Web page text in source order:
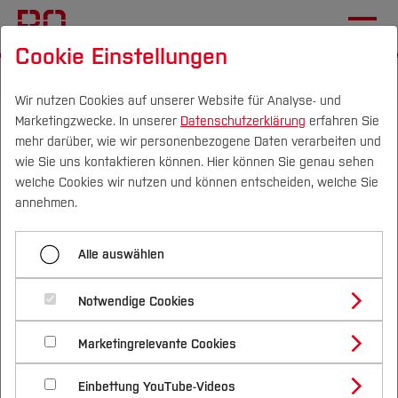
Campus Personen DE|EN Quicklinks
Studium
Studienangebote
Bachelorstudiengänge
Masterstudiengänge
Vor dem Studium
Bewerben & Einschreiben
Bewerbungsportal
Im Studium
Studienbüros und Prüfungen
Nach dem Studium
Forschung & Transfer
Profil
Forschungs- und Transferprofil
Schwerpunkte (FuT)
Beratung & Förderung
Nachhaltigkeit
Nachhaltigkeit studieren
International
Neues Kursangebot im
Bereich
entwicklungspsychologische
Beratung
09.04.2025BO Akademie
Die BO Akademie erweitert ihr
Weiterbildungsangebot um Kurs zur
Cookie Einstellungen
Wir nutzen Cookies auf unserer Website für Analyse- und
Marketingzwecke. In unserer Datenschutzerklärung erfahren Sie
mehr darüber, wie wir personenbezogene Daten verarbeiten und
wie Sie uns kontaktieren können. Hier können Sie genau sehen
welche Cookies wir nutzen und können entscheiden, welche Sie
annehmen.
Alle auswählen
Notwendige Cookies
Marketingrelevante Cookies
Einbettung YouTube-Videos